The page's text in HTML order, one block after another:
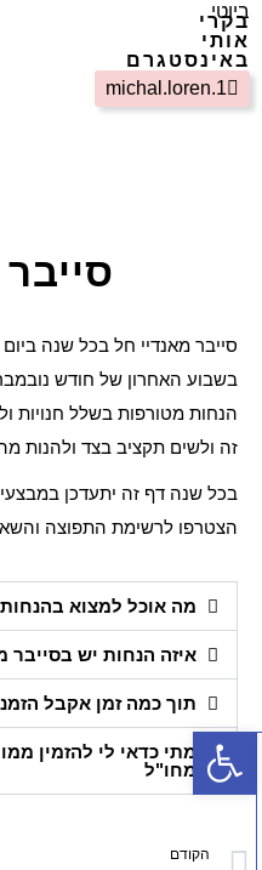
ביוטי
בקרי
אותי
באינסטגרם
michal.loren.1
סייבר מאנדיי חל בכל שנה
בשבוע האחרון של חודש
הנחות מטורפות בשלל חנויות
זה ולשים תקציב בצד ולהנות
בכל שנה דף זה יתעדכן
הצטרפו לרשימת התפוצה
מה אוכל למצוא בהנחות
איזה הנחות יש בסייבר
תוך כמה זמן אקבל
מתי כדאי לי להזמין
מחו"ל
הקודם
פתח סרגל נגישות